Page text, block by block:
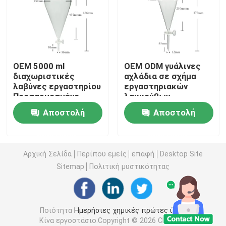
Αγροχημικοί μεσάζοντες
Φαρμακευτικές πρώτες ύλες
Χημικά πρόσθετα τροφίμων
Πρόσθετες ουσίες ζωοτροφών
Καλλυντικά πρόσθετα
Γυάλινα εργαστηριακά μπουκάλια
OEM 5000 ml
διαχωριστικές
λαβύνες εργαστηρίου
Προσαρμοσμένο
λογότυπο
Αποστολή
OEM ODM γυάλινες
αχλάδια σε σχήμα
εργαστηριακών
λακκούβων
διαχωριστική
λακκούβα 500ml
Αποστολή
Αρχική Σελίδα Περίπου εμείς επαφή
Desktop Site
Sitemap
Πολιτική μυστικότητας
Ποιότητα Ημερήσιες χημικές πρώτες ύλες
Κίνα εργοστάσιο.Copyright © 2026 Chengdu